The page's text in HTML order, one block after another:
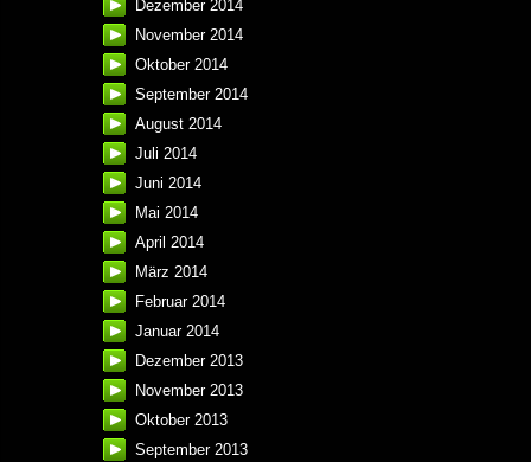
Dezember 2014
November 2014
Oktober 2014
September 2014
August 2014
Juli 2014
Juni 2014
Mai 2014
April 2014
März 2014
Februar 2014
Januar 2014
Dezember 2013
November 2013
Oktober 2013
September 2013